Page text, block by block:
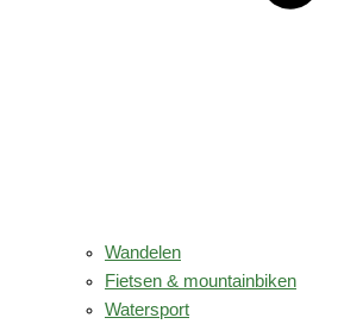
Wandelen
Fietsen & mountainbiken
Watersport